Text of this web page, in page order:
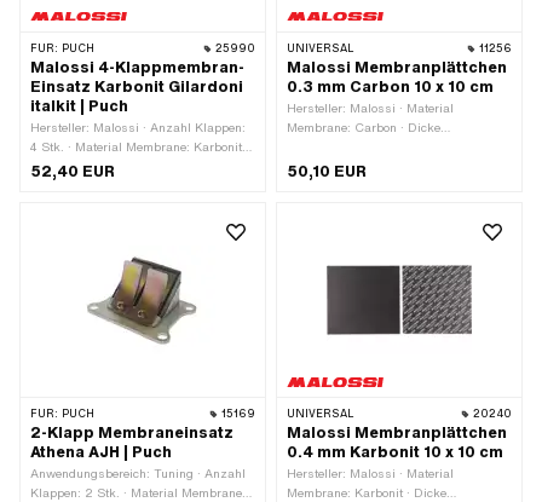
FÜR: PUCH 25990
Malossi 4-Klappmembran-
Einsatz Karbonit Gilardoni
italkit | Puch
Hersteller: Malossi · Anzahl Klappen:
4 Stk. · Material Membrane: Karbonit ·
Lochbild [mm]: 61 x 39 mm / 58 x 35
mm · Befestigungsart: Schrauben ·
52,40 EUR
UNIVERSAL 11256
Malossi Membranplättchen
0.3 mm Carbon 10 x 10 cm
Hersteller: Malossi · Material
Membrane: Carbon · Dicke
Gesamtlänge: 100 mm · Breite: 100
mm · Anwendungsbereich: Tuning
50,10 EUR
FÜR: PUCH 15169
2-Klapp Membraneinsatz
Athena AJH | Puch
Anwendungsbereich: Tuning · Anzahl
Klappen: 2 Stk. · Material Membrane:
UNIVERSAL 20240
Malossi Membranplättchen
0.4 mm Karbonit 10 x 10 cm
Hersteller: Malossi · Material
Membrane: Karbonit · Dicke